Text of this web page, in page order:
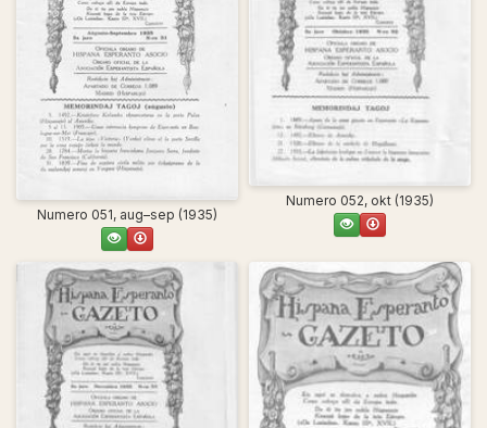
Numero 051, aug–sep (1935)
Numero 052, okt (1935)